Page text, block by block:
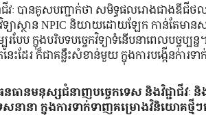
វៈ បានគូសបញ្ជាក់ថា សមិទ្ធផលរោងជាងឌីជីថល
ស្ថាន NPIC និយាយដោយឡែក កាន់តែមានសម
ប ក្នុងបរិបទបច្ចេកវិទ្យាទំនើបនាពេលបច្ចុប្
ែរ ក៏ជាគន្លឹះសំខាន់មួយ ក្នុងការបង្កើនការ
ធនធានមនុស្សជំនាញបច្ចេកទេស និងវិជ្ជាជីវៈ
សនានា ក្នុងការទាក់ទាញគម្រោងវិនិយោគថ្